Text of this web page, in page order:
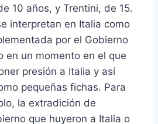
10 años, y Trentini, de 15.
interpretan en Italia como
por el Gobierno
en un momento en el que
presión a Italia y así
pequeñas fichas. Para
la extradición de
que huyeron a Italia o